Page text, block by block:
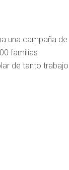
una campaña de
familias
de tanto trabajo